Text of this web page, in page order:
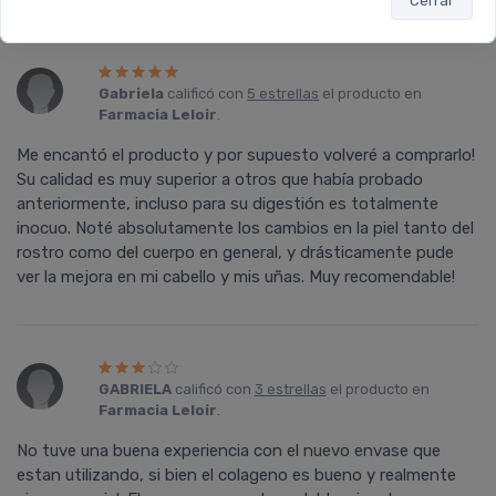
Gabriela calificó con 5 estrellas el producto en
Farmacia Leloir.
Me encantó el producto y por supuesto volveré a comprarlo!
Su calidad es muy superior a otros que había probado
anteriormente, incluso para su digestión es totalmente
inocuo. Noté absolutamente los cambios en la piel tanto del
rostro como del cuerpo en general, y drásticamente pude
ver la mejora en mi cabello y mis uñas. Muy recomendable!
GABRIELAcalificó con 3 estrellas el producto en
Farmacia Leloir.
No tuve una buena experiencia con el nuevo envase que
estan utilizando, si bien el colageno es bueno y realmente